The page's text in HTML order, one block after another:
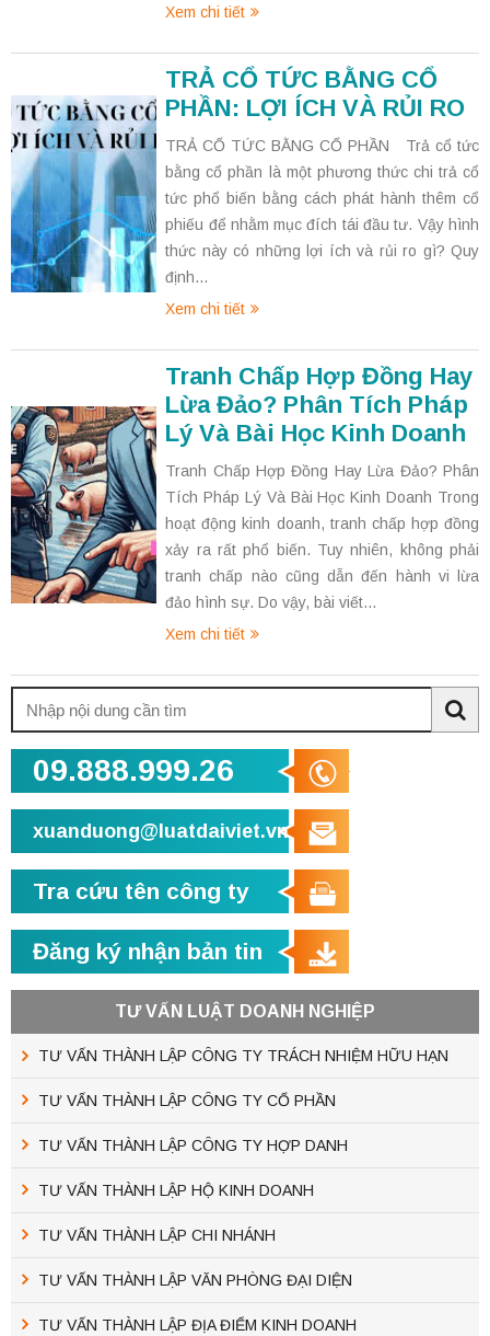
Xem chi tiết
TRẢ CỔ TỨC BẰNG CỔ
PHẦN: LỢI ÍCH VÀ RỦI RO
TRẢ CỔ TỨC BẰNG CỔ PHẦN Trả cổ tức
bằng cổ phần là một phương thức chi trả cổ
tức phổ biến bằng cách phát hành thêm cổ
phiếu để nhằm mục đích tái đầu tư. Vậy hình
thức này có những lợi ích và rủi ro gì? Quy
định...
Xem chi tiết
Tranh Chấp Hợp Đồng Hay
Lừa Đảo? Phân Tích Pháp
Lý Và Bài Học Kinh Doanh
Tranh Chấp Hợp Đồng Hay Lừa Đảo? Phân
Tích Pháp Lý Và Bài Học Kinh Doanh Trong
hoạt động kinh doanh, tranh chấp hợp đồng
xảy ra rất phổ biến. Tuy nhiên, không phải
tranh chấp nào cũng dẫn đến hành vi lừa
đảo hình sự. Do vậy, bài viết...
Xem chi tiết
kiếm:
09.888.999.26
xuanduong@luatdaiviet.vn
Tra cứu tên công ty
Đăng ký nhận bản tin
TƯ VẤN LUẬT DOANH NGHIỆP
TƯ VẤN THÀNH LẬP CÔNG TY TRÁCH NHIỆM HỮU HẠN
TƯ VẤN THÀNH LẬP CÔNG TY CỔ PHẦN
TƯ VẤN THÀNH LẬP CÔNG TY HỢP DANH
TƯ VẤN THÀNH LẬP HỘ KINH DOANH
TƯ VẤN THÀNH LẬP CHI NHÁNH
TƯ VẤN THÀNH LẬP VĂN PHÒNG ĐẠI DIỆN
TƯ VẤN THÀNH LẬP ĐỊA ĐIỂM KINH DOANH